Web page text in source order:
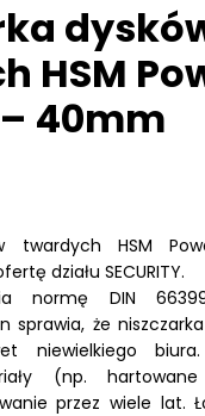
HSM
– 40mm
twardych HSM
działu SECURITY.
normę DIN
sprawia, że
niewielkiego
(np.
przez wiele lat.